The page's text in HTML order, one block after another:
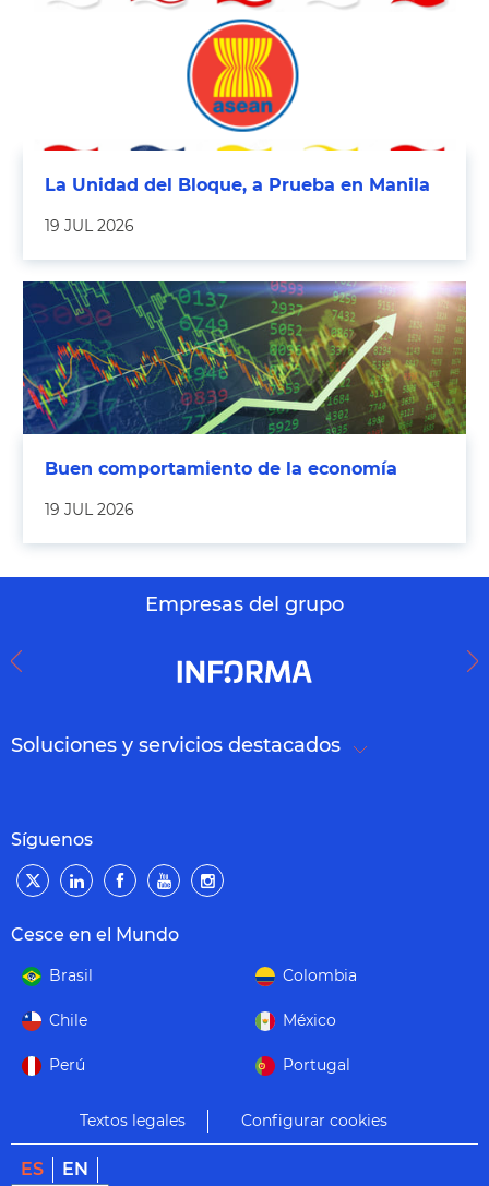
La Unidad del Bloque, a Prueba en Manila
19 JUL 2026
Buen comportamiento de la economía
19 JUL 2026
Empresas del grupo
Soluciones y servicios destacados
Síguenos
Cesce en el Mundo
Brasil Colombia
Chile México
Perú Portugal
Textos legales Configurar cookies
ES EN